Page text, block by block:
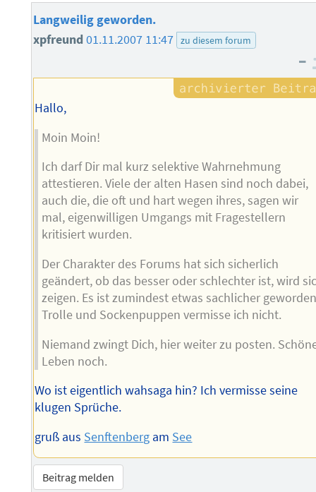
Langweilig geworden.
xpfreund 01.11.2007 11:47 zu diesem forum
–
Hallo,
Moin Moin!
Ich darf Dir mal kurz selektive Wahrnehmung
attestieren. Viele der alten Hasen sind noch dabei,
auch die, die oft und hart wegen ihres, sagen wir
mal, eigenwilligen Umgangs mit Fragestellern
kritisiert wurden.
Der Charakter des Forums hat sich sicherlich
geändert, ob das besser oder schlechter ist, wird
zeigen. Es ist zumindest etwas sachlicher
Trolle und Sockenpuppen vermisse ich nicht.
Niemand zwingt Dich, hier weiter zu posten.
Leben noch.
Wo ist eigentlich wahsaga hin? Ich vermisse seine
klugen Sprüche.
gruß aus Senftenberg am See
Beitrag melden